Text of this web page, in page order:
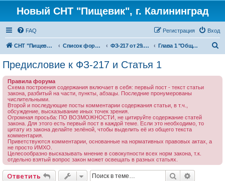
Новый СНТ "Пищевик", г. Калининград
FAQ Вход
Регистрация
СНТ "Пищевик" - возвращение на Главную страницу Список форумов ФЗ-217 от 29.07.2017 г. "О ведении гражданами садоводства для собственных нужд и о внесении изменений в отдельные законодательные акты Российской Федерации" Глава 1 "Общие положения"
Предисловие к ФЗ-217 и Статья 1
Правила форума
Схема построения содержания включает в себя: первый пост - текст статьи
закона, разбитый на части, пункты, абзацы. Последние пронумерованы
числительными.
Второй и последующие посты комментарии содержания статьи, в т.ч.,
обсуждение, высказывание иных точек зрения.
Огромная просьба: ПО ВОЗМОЖНОСТИ, не цитируйте содержание статей
закона. Для этого есть первый пост в каждой теме. Если это необходимо, то
цитату из закона делайте зелёной, чтобы выделить её из общего текста
комментария.
Приветствуются комментарии, основанные на нормативных правовых актах, а
не просто ИМХО.
Целесообразно высказывать мнение в совокупности всех норм закона, т.к.
отдельно взятый вопрос закон может освещать в разных статьях.
Ответить Поиск